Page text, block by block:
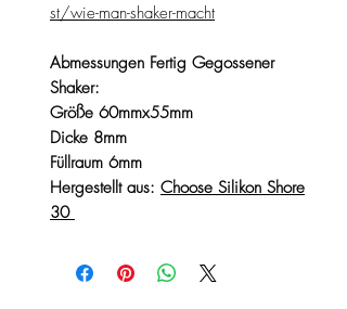
st/wie-man-shaker-macht
Abmessungen Fertig Gegossener
Shaker:
Größe 60mmx55mm
Dicke 8mm
Füllraum 6mm
Hergestellt aus: Choose Silikon Shore
30